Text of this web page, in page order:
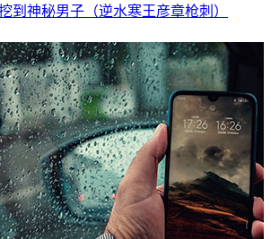
到神秘男子（逆水寒王彦章枪刺）